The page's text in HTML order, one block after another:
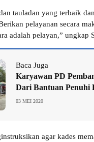
tauladan yang terbaik
pelayanan secara
adalah pelayan,” ungkap
Baca Juga
Karyawan PD
Dari Bantuan Penuhi
03 MEI 2020
agar kades